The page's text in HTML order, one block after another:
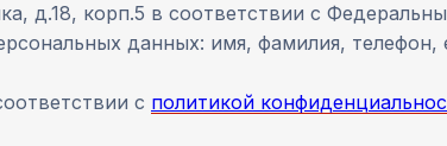
д.18, корп.5 в соответствии с
данных: имя, фамилия, телефон,
с политикой